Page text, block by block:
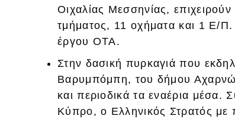
Οιχαλίας Μεσσηνίας,
τμήματος, 11 οχήματα και 1 Ε/
έργου ΟΤΑ.
Στην δασική πυρκαγιά που
Βαρυμπόμπη, του δήμου Αχαρνών
και περιοδικά τα εναέρια
Κύπρο, ο Ελληνικός Στρατός